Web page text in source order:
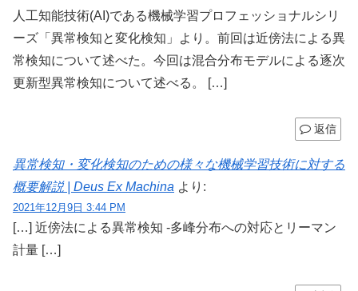
人工知能技術(AI)である機械学習プロフェッショナルシリ
ーズ「異常検知と変化検知」より。前回は近傍法による異
常検知について述べた。今回は混合分布モデルによる逐次
更新型異常検知について述べる。 […]
返信
異常検知・変化検知のための様々な機械学習技術に対する
概要解説 | Deus Ex Machina より:
2021年12月9日 3:44 PM
[…] 近傍法による異常検知 -多峰分布への対応とリーマン
計量 […]